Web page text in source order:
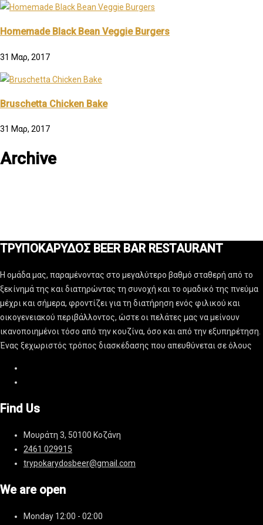
Homemade Black Bean Veggie Burgers
31 Μαρ, 2017
Bruschetta Chicken Bake
31 Μαρ, 2017
Archive
ΤΡΥΠΟΚΑΡΥΔΟΣ BEER BAR RESTAURANT
Η ομάδα μας, παραμένοντας στο μεγαλύτερο βαθμό σταθερή από το
ξεκίνημά της και διατηρώντας τη συνοχή και το ομαδικό της πνεύμα
μέχρι και σήμερα, φροντίζει για τη διατήρηση ενός φιλικού και
οικογενειακού περιβάλλοντος, ώστε οι πελάτες μας να μείνουν
ικανοποιημένοι τόσο από την κουζίνα, όσο και από την εξυπηρέτηση.
Ένας ξεχωριστός τρόπος διασκέδασης που απευθύνεται σε όλους
Find Us
Μουράτη 3, 50100 Κοζάνη
2461 029915
trypokarydosbeer@gmail.com
We are open
Monday 12:00 - 02:00